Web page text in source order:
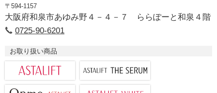
〒594-1157
大阪府和泉市あゆみ野４－４－７ ららぽーと和泉４階
0725-90-6201
お取り扱い商品